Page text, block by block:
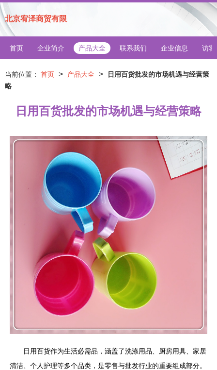
北京宥泽商贸有限
首页 企业简介 产品大全 联系我们 企业信息 访客
当前位置： 首页 > 产品大全 >
日用百货批发的市场机遇与经营策
略
日用百货批发的市场机遇与经营策略
日用百货作为生活必需品，涵盖了洗涤用品、厨房用具、家居
清洁、个人护理等多个品类，是零售与批发行业的重要组成部分。